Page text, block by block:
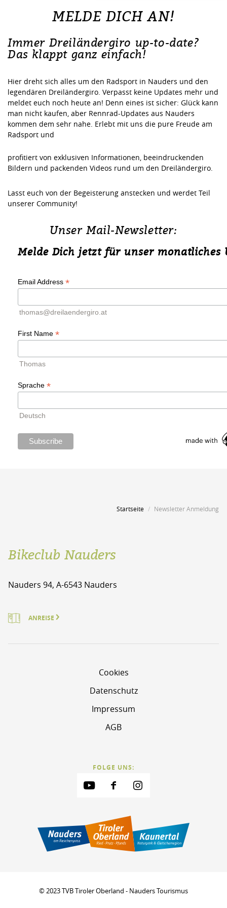
MELDE DICH AN!
Immer Dreiländergiro up-to-date?
Das klappt ganz einfach!
Hier dreht sich alles um den Radsport in Nauders und den
legendären Dreiländergiro. Verpasst keine Updates mehr und
meldet euch noch heute an! Denn eines ist sicher: Glück kann
man nicht kaufen, aber Rennrad-Updates aus Nauders
kommen dem sehr nahe. Erlebt mit uns die pure Freude am
Radsport und
profitiert von exklusiven Informationen, beeindruckenden
Bildern und packenden Videos rund um den Dreiländergiro.
Lasst euch von der Begeisterung anstecken und werdet Teil
unserer Community!
Unser Mail-Newsletter:
Melde Dich jetzt für unser monatliches
Email Address *
thomas@dreilaendergiro.at
First Name *
Thomas
Sprache *
Deutsch
Startseite Newsletter Anmeldung
Bikeclub Nauders
Nauders 94, A-6543 Nauders
ANREISE
Cookies
Datenschutz
Impressum
AGB
FOLGE UNS:
© 2023 TVB Tiroler Oberland - Nauders Tourismus